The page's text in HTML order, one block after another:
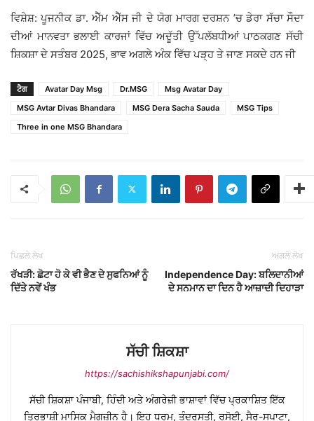
ਵਿਸ਼ੇਸ਼: ਪੂਜਨੀਕ ਡਾ. ਐੱਮ ਐੱਸ ਜੀ ਦੇ ਯੋਗ ਮਾਰਗ ਦਰਸ਼ਨ ’ਚ ਡੇਰਾ ਸੱਚਾ ਸੌਦਾ
ਦੀਆਂ ਮਾਨਵਤਾ ਭਲਾਈ ਕਾਰਜਾਂ ਵਿੱਚ ਅਦੂੱਤੀ ਉੱਪਲੱਬਧੀਆਂ ਪਾਠਕਗਣ ਸੱਚੀ
ਸ਼ਿਕਸ਼ਾ ਦੇ ਸਤੰਬਰ 2025, ਭਾਵ ਅਗਲੇ ਅੰਕ ਵਿੱਚ ਪੜ੍ਹ ਤੇ ਜਾਣ ਸਕਦੇ ਹਨ ਜੀ
ਟੈਗ Avatar Day Msg Dr.MSG
Msg Avatar Day
MSG Avtar Divas Bhandara
MSG Dera Sacha Sauda
MSG Tips
Three in one MSG Bhandara
ਪਿਛਲੇ ਲੇਖ
ਰੱਖੜੀ: ਛੋਟਾ ਹੋ ਕੇ ਵੀ ਭੈਣ ਦੇ ਸੁਫਨਿਆਂ ਨੂੰ
ਦਿੱਤੇ ਨਵੇਂ ਖੰਭ
ਅਗਲੇ ਲੇਖ
Independence Day: ਬਲਿਦਾਨੀਆਂ
ਦੇ ਸਨਮਾਨ ਦਾ ਦਿਨ ਹੈ ਆਜ਼ਾਦੀ ਦਿਹਾੜਾ
ਸੱਚੀ ਸ਼ਿਕਸ਼ਾ
https://sachishikshapunjabi.com/
ਸੱਚੀ ਸ਼ਿਕਸ਼ਾ ਪੰਜਾਬੀ, ਹਿੰਦੀ ਅਤੇ ਅੰਗਰੇਜ਼ੀ ਭਾਸ਼ਾਵਾਂ ਵਿੱਚ ਪ੍ਰਕਾਸ਼ਿਤ ਇੱਕ
ਤ੍ਰਿਭਾਸ਼ੀ ਮਾਸਿਕ ਮੈਗਜ਼ੀਨ ਹੈ। ਇਹ ਧਰਮ, ਤੰਦਰੁਸਤੀ, ਰਸੋਈ, ਸੈਰ-ਸਪਾਟਾ,